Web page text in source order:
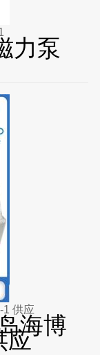
力泵
智能试管分装仪 青岛海博生物 GHLF100-1 供应
海博
应